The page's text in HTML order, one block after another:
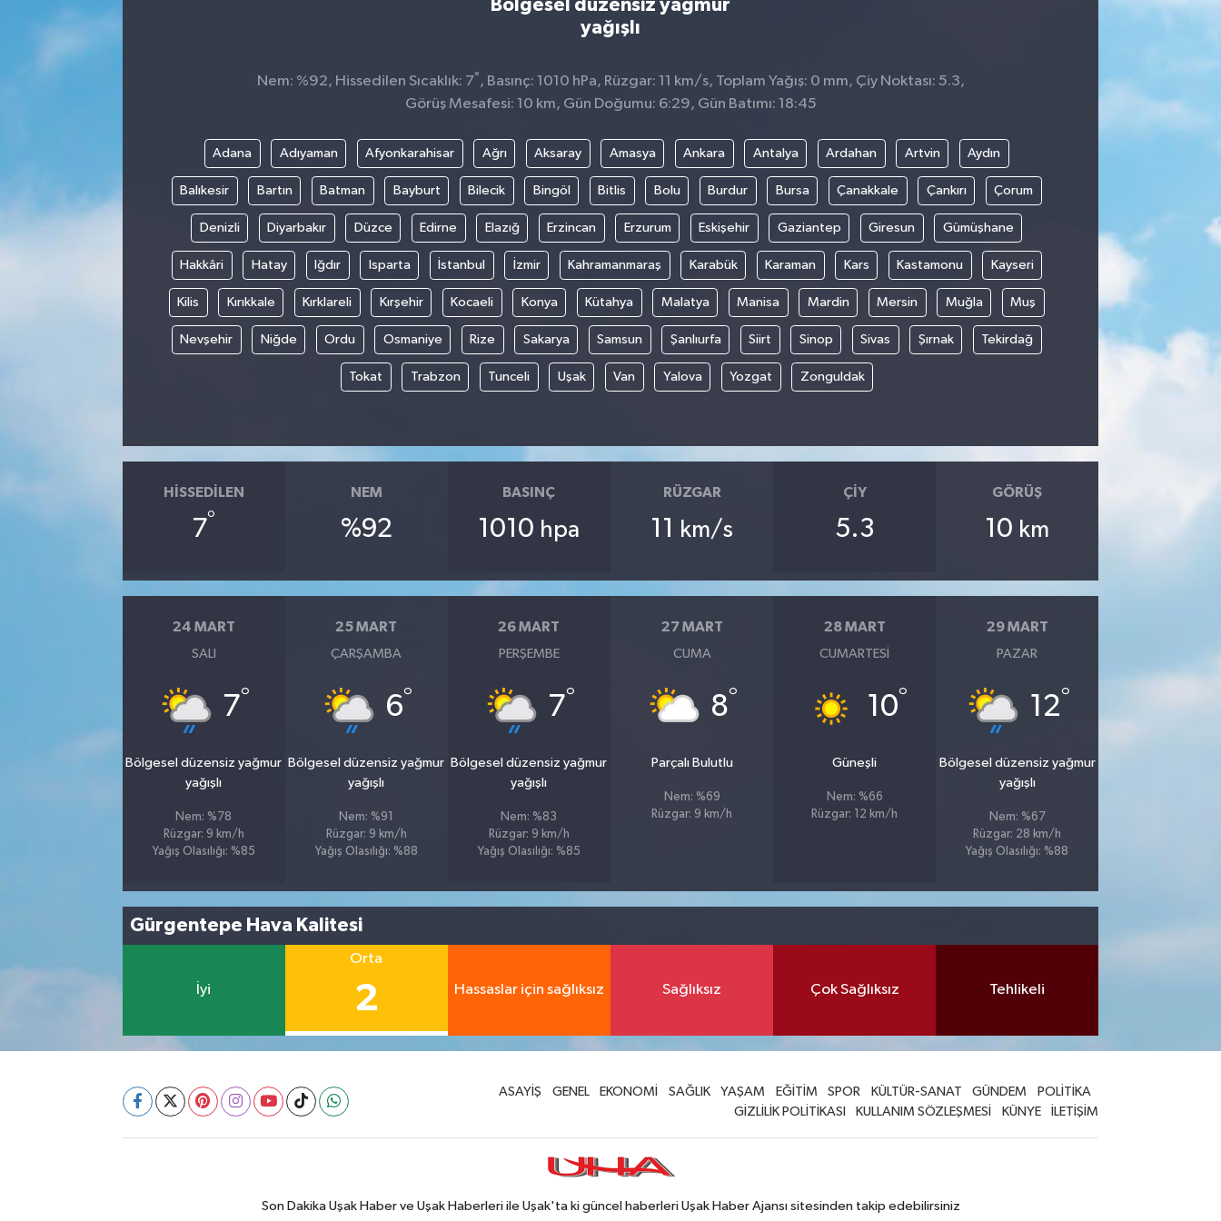
Bölgesel düzensiz yağmur
yağışlı
Nem: %92, Hissedilen Sıcaklık: 7° , Basınç: 1010 hPa, Rüzgar: 11 km/s, Toplam Yağış: 0 mm, Çiy Noktası: 5.3,
Görüş Mesafesi: 10 km, Gün Doğumu: 6:29, Gün Batımı: 18:45
Adana Adıyaman Afyonkarahisar Ağrı Aksaray Amasya Ankara Antalya Ardahan Artvin Aydın
Balıkesir Bartın Batman Bayburt Bilecik Bingöl Bitlis Bolu Burdur Bursa Çanakkale Çankırı Çorum
Denizli Diyarbakır Düzce Edirne Elazığ Erzincan Erzurum Eskişehir Gaziantep Giresun Gümüşhane
Hakkâri Hatay Iğdır Isparta İstanbul İzmir Kahramanmaraş Karabük Karaman Kars Kastamonu Kayseri
Kilis Kırıkkale Kırklareli Kırşehir Kocaeli Konya Kütahya Malatya Manisa Mardin Mersin Muğla Muş
Nevşehir Niğde Ordu Osmaniye Rize Sakarya Samsun Şanlıurfa Siirt Sinop Sivas Şırnak Tekirdağ
Tokat Trabzon Tunceli Uşak Van Yalova Yozgat Zonguldak
HISSEDILEN
7°
NEM
%92
BASINÇ
1010 hpa
RÜZGAR
11 km/s
ÇIY
5.3
GÖRÜŞ
10 km
24 MART
SALI
7°
Bölgesel düzensiz yağmur
yağışlı
Nem: %78
Rüzgar: 9 km/h
Yağış Olasılığı: %85
25 MART
ÇARŞAMBA
6°
Bölgesel düzensiz yağmur
yağışlı
Nem: %91
Rüzgar: 9 km/h
Yağış Olasılığı: %88
26 MART
PERŞEMBE
7°
Bölgesel düzensiz yağmur
yağışlı
Nem: %83
Rüzgar: 9 km/h
Yağış Olasılığı: %85
27 MART
CUMA
8°
Parçalı Bulutlu
Nem: %69
Rüzgar: 9 km/h
28 MART
CUMARTESI
10°
Güneşli
Nem: %66
Rüzgar: 12 km/h
29 MART
PAZAR
12°
Bölgesel düzensiz yağmur
yağışlı
Nem: %67
Rüzgar: 28 km/h
Yağış Olasılığı: %88
Gürgentepe Hava Kalitesi
İyi
Orta
2 Hassaslar için sağlıksız Sağlıksız Çok Sağlıksız Tehlikeli
ASAYİŞ GENEL EKONOMİ SAĞLIK YAŞAM EĞİTİM SPOR KÜLTÜR-SANAT GÜNDEM
POLİTİKA
GİZLİLİK POLİTİKASI
KULLANIM SÖZLEŞMESİ KÜNYE İLETİŞİM
Son Dakika Uşak Haber ve Uşak Haberleri ile Uşak'ta ki güncel haberleri Uşak Haber Ajansı sitesinden takip edebilirsiniz
KAMPANYALAR